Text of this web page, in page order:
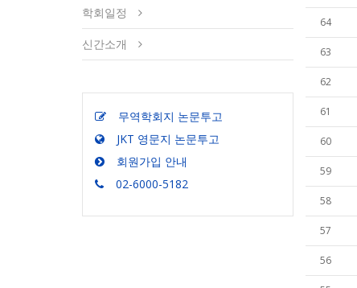
학회일정
신간소개
무역학회지 논문투고
JKT 영문지 논문투고
회원가입 안내
02-6000-5182
64
63
62
61
60
59
58
57
56